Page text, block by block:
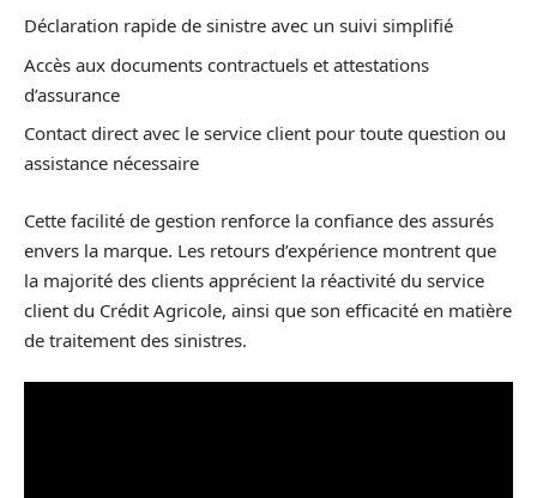
Déclaration rapide de sinistre avec un suivi simplifié
Accès aux documents contractuels et attestations
d’assurance
Contact direct avec le service client pour toute question ou
assistance nécessaire
Cette facilité de gestion renforce la confiance des assurés
envers la marque. Les retours d’expérience montrent que
la majorité des clients apprécient la réactivité du service
client du Crédit Agricole, ainsi que son efficacité en matière
de traitement des sinistres.